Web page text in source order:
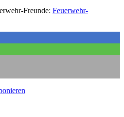
Freunde: Feuerwehr-